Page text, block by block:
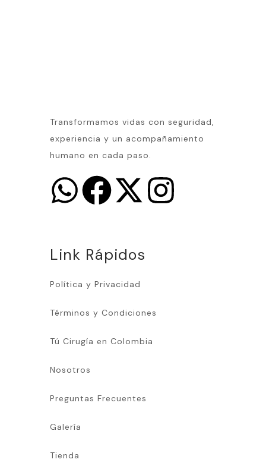
Transformamos vidas con seguridad,
experiencia y un acompañamiento
humano en cada paso.
Link Rápidos
Política y Privacidad
Términos y Condiciones
Tú Cirugía en Colombia
Nosotros
Preguntas Frecuentes
Galería
Tienda